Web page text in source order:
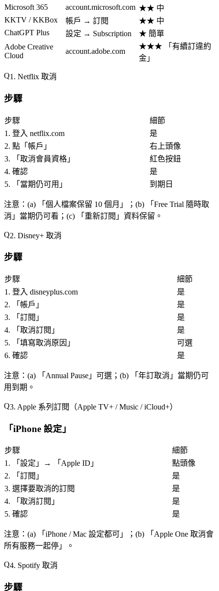
Microsoft 365 account.microsoft.com ★★ 中
KKTV / KKBox
帳戶 → 訂閱
★★ 中
ChatGPT Plus
設定 → Subscription
★ 簡單
Adobe Creative
Cloud
account.adobe.com
★★★ 「 有續訂違約
金 」
1. Netflix 取消
步驟
步驟
細節
1. 登入 netflix.com
是
2. 點「 帳戶 」
右上頭像
3. 「 取消會員資格 」
紅色按鈕
4. 確認
是
5. 「 當期仍可用 」 到期日
注意 ：(a) 「 個人檔案保留 10 個月 」；(b) 「 Free Trial 隨時取
消 」當期仍可看；(c) 「 重新訂閱 」資料保留。
2. Disney+ 取消
步驟
步驟
細節
1. 登入 disneyplus.com
是
2. 「 帳戶 」
是
3. 「 訂閱 」
是
4. 「 取消訂閱 」
是
5. 「 填寫取消原因 」
可選
6. 確認
是
注意 ：(a) 「 Annual Pause 」可選；(b) 「 年訂取消 」當期仍可
用到期。
3. Apple 系列訂閱（Apple TV+ / Music / iCloud+）
「iPhone 設定 」
步驟
細節
1. 「 設定 」→ 「 Apple ID 」
點頭像
2. 「 訂閱 」
是
3. 選擇要取消的訂閱
是
4. 「 取消訂閱 」
是
5. 確認
是
注意 ：(a) 「 iPhone / Mac 設定都可 」；(b) 「 Apple One 取消會
所有服務一起停 」。
4. Spotify 取消
步驟